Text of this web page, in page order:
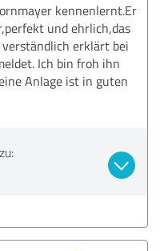
kennenlernt.Er
und ehrlich,das
erklärt bei
Ich bin froh ihn
Anlage ist in guten